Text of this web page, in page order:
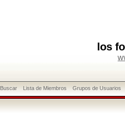
los
Buscar Lista de Miembros Grupos de Usuarios